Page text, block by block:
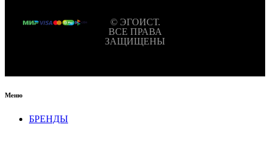
© ЭГОИСТ.
ВСЕ ПРАВА
ЗАЩИЩЕНЫ
Меню
БРЕНДЫ